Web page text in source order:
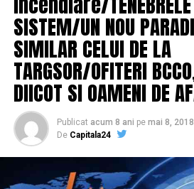
SISTEM/UN NOU
SIMILAR CELUI DE LA
TARGSOR/OFITERI
DIICOT SI OAMENI DE
Publicat acum 8 ani pe mai 8, 2018
De Capitala24